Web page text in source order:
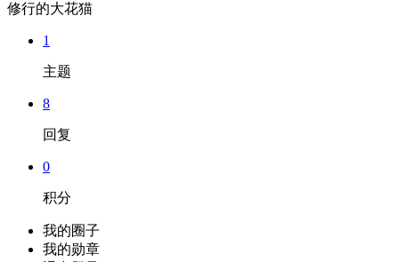
修行的大花猫
1
主题
8
回复
0
积分
我的圈子
我的勋章